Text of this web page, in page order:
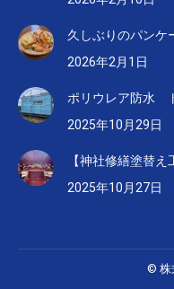
久しぶりのパンケ
2026年2月1日
ポリウレア防水
2025年10月29日
【神社修繕塗替え
2025年10月27日
© 株